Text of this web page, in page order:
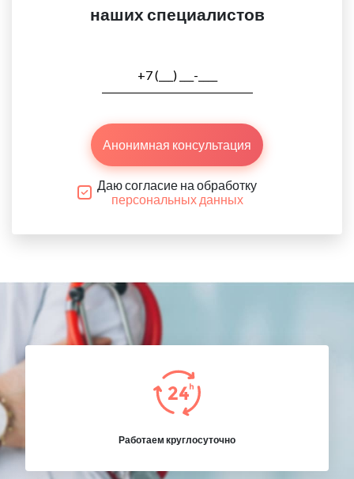
наших специалистов
Анонимная консультация
Даю согласие на обработку
персональных данных
Работаем круглосуточно